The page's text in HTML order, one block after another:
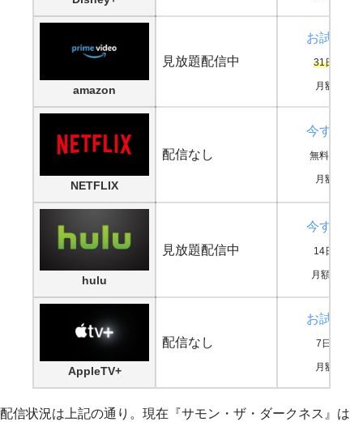
amazon
見放題配信中
お試し登
31日間無料
月額500円
NETFLIX
配信なし
今すぐ鑑
無料期間な
月額880円
hulu
見放題配信中
今すぐ鑑
14日間無料
月額1,026
AppleTV+
配信なし
お試し登
7日間無料
月額600円
配信状況は上記の通り。現在『サモン・ザ・ダークネス』は